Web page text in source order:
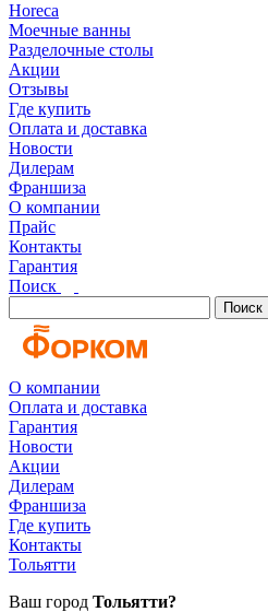
Horeca
Моечные ванны
Разделочные столы
Акции
Отзывы
Где купить
Оплата и доставка
Новости
Дилерам
Франшиза
О компании
Прайс
Контакты
Гарантия
Поиск
Поиск
О компании
Оплата и доставка
Гарантия
Новости
Акции
Дилерам
Франшиза
Где купить
Контакты
Тольятти
Ваш город Тольятти?